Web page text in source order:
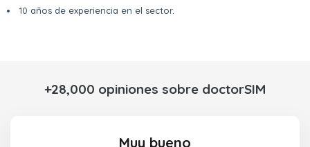
10 años de experiencia en el sector.
+28,000 opiniones sobre doctorSIM
Muy bueno